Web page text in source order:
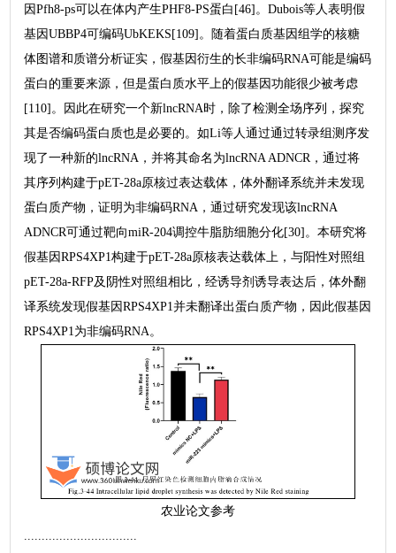
因Pfh8-ps可以在体内产生PHF8-PS蛋白[46]。Dubois等人表明假
基因UBBP4可编码UbKEKS[109]。随着蛋白质基因组学的核糖
体图谱和质谱分析证实，假基因衍生的长非编码RNA可能是编码
蛋白的重要来源，但是蛋白质水平上的假基因功能很少被考虑
[110]。因此在研究一个新lncRNA时，除了检测全场序列，探究
其是否编码蛋白质也是必要的。如Li等人通过通过转录组测序发
现了一种新的lncRNA，并将其命名为lncRNA ADNCR，通过将
其序列构建于pET-28a原核过表达载体，体外翻译系统并未发现
蛋白质产物，证明为非编码RNA，通过研究发现该lncRNA
ADNCR可通过靶向miR-204调控牛脂肪细胞分化[30]。本研究将
假基因RPS4XP1构建于pET-28a原核表达载体上，与阳性对照组
pET-28a-RFP及阴性对照组相比，经诱导剂诱导表达后，体外翻
译系统发现假基因RPS4XP1并未翻译出蛋白质产物，因此假基因
RPS4XP1为非编码RNA。
农业论文参考
................................